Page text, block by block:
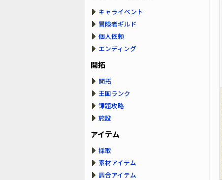
キャライベント
冒険者ギルド
個人依頼
エンディング
開拓
開拓
王国ランク
課題攻略
施設
アイテム
採取
素材アイテム
調合アイテム